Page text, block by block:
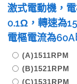
激式電動機，
0.1Ω，轉速為
電樞電流為
(A)1511RPM
(B)1521RPM
(C)1531RPM